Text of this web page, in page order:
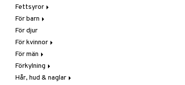
Glutenintolerans
LCHF
Raw Food
Fettsyror
Marina fettsyror
Veg fettsyror
För barn
Fettsyror
Hudvård
Vitamin & mineral
För djur
För kvinnor
Graviditet & amning
Klimakterie & PMS
Näringstillskott
För män
Näringstillskott
Övriga
Förkylning
C-vitamin
Hår, hud & naglar